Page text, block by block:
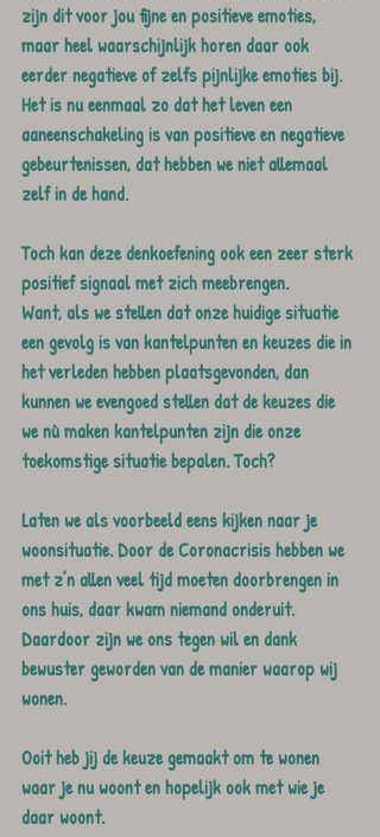
zijn dit voor jou fijne en positieve emoties,
maar heel waarschijnlijk horen daar ook
eerder negatieve of zelfs pijnlijke emoties bij.
Het is nu eenmaal zo dat het leven een
aaneenschakeling is van positieve en negatieve
gebeurtenissen, dat hebben we niet allemaal
zelf in de hand.
Toch kan deze denkoefening ook een zeer sterk
positief signaal met zich meebrengen.
Want, als we stellen dat onze huidige situatie
een gevolg is van kantelpunten en keuzes die in
het verleden hebben plaatsgevonden, dan
kunnen we evengoed stellen dat de keuzes die
we nù maken kantelpunten zijn die onze
toekomstige situatie bepalen. Toch?
Laten we als voorbeeld eens kijken naar je
woonsituatie. Door de Coronacrisis hebben we
met z’n allen veel tijd moeten doorbrengen in
ons huis, daar kwam niemand onderuit.
Daardoor zijn we ons tegen wil en dank
bewuster geworden van de manier waarop wij
wonen.
Ooit heb jij de keuze gemaakt om te wonen
waar je nu woont en hopelijk ook met wie je
daar woont.